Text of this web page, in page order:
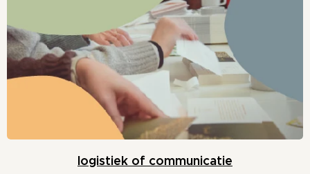
logistiek of communicatie